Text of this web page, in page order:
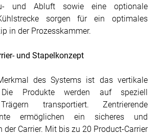
und Abluft sowie eine optionale
sorgen für ein optimales
in der Prozesskammer.
und Stapelkonzept
des Systems ist das vertikale
Die Produkte werden auf speziell
transportiert. Zentrierende
ermöglichen ein sicheres und
der Carrier. Mit bis zu 20 Product-Carrier